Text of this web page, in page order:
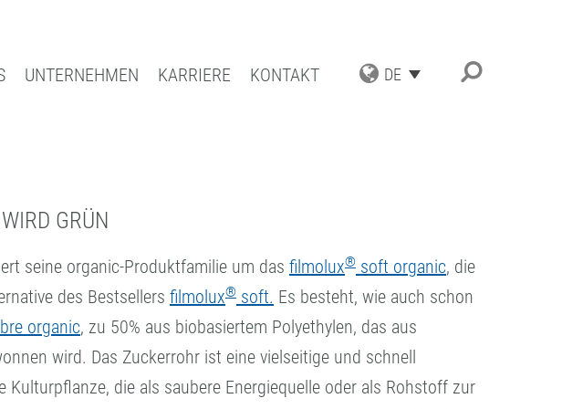
DE
LOHNBESCHICHTUNGEN
KOMPETENZ UND QUALITÄT
UNTERNEHMEN KARRIERE KONTAKT
GRÜN
seine organic-Produktfamilie um das filmolux® soft organic, die
des Bestsellers filmolux® soft. Es besteht, wie auch schon
organic, zu 50% aus biobasiertem Polyethylen, das aus
wird. Das Zuckerrohr ist eine vielseitige und schnell
Kulturpflanze, die als saubere Energiequelle oder als Rohstoff zur